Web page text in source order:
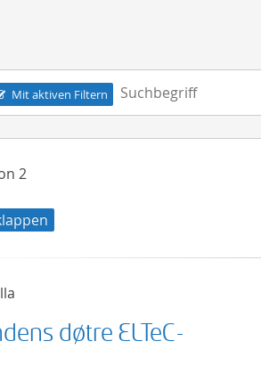
Mit aktiven Filtern
Suchbegriff:
2
døtre ELTeC-